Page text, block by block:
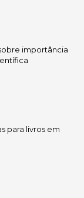
importância
para livros em